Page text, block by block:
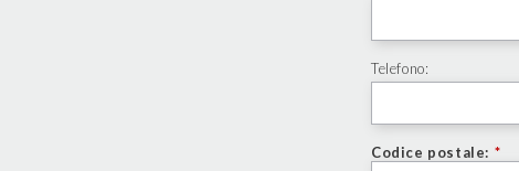
Telefono:
*
Codice postale: